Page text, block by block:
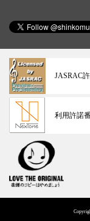
JASRAC
利用許諾